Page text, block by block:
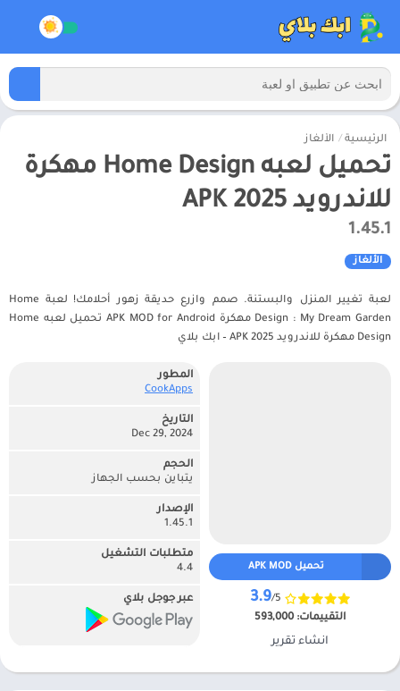
الرئيسية / الألغاز
تحميل لعبه Home Design مهكرة
للاندرويد APK 2025
1.45.1
الألغاز
لعبة تغيير المنزل والبستنة. صمم وازرع حديقة زهور أحلامك! لعبة Home
Design : My Dream Garden مهكرة APK MOD for Android تحميل لعبه Home
Design مهكرة للاندرويد APK 2025 – ابك بلاي
تحميل APK MOD
3.9/5
التقييمات:593,000
انشاء تقرير
المطور
CookApps‏
التاريخ
Dec 29, 2024
الحجم
يتباين بحسب الجهاز
الإصدار
1.45.1
متطلبات التشغيل
4.4
عبر جوجل بلاي